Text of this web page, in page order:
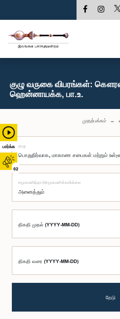
பார்க்க
02
குழு வருகை விபரங்கள்:
ஹென்னாயக்க, பா.உ.
முதற்பக்கம்
குழு
சமூகமளித்தார்/சமூகமளிக்கவில்லை
திகதி முதல் (YYYY-MM-DD)
திகதி வரை (YYYY-MM-DD)
தேடு